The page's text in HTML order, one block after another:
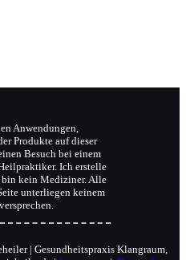
Anwendungen,
Produkte auf dieser
Besuch bei einem
Ich erstelle
kein Mediziner. Alle
unterliegen keinem
| Gesundheitspraxis Klangraum,